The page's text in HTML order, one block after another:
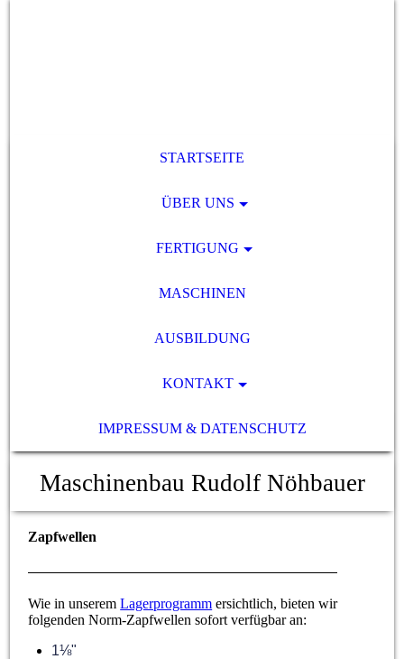
STARTSEITE
ÜBER UNS
FERTIGUNG
MASCHINEN
AUSBILDUNG
KONTAKT
IMPRESSUM & DATENSCHUTZ
Maschinenbau Rudolf Nöhbauer
Zapfwellen
Wie in unseremLagerprogramm ersichtlich, bieten wir
folgenden Norm-Zapfwellen sofort verfügbar an:
1⅛"